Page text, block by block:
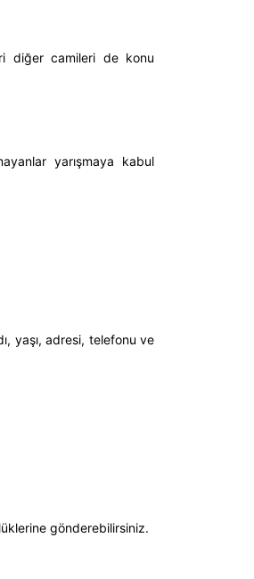
diğer camileri de konu
yarışmaya kabul
yaşı, adresi, telefonu ve
gönderebilirsiniz.